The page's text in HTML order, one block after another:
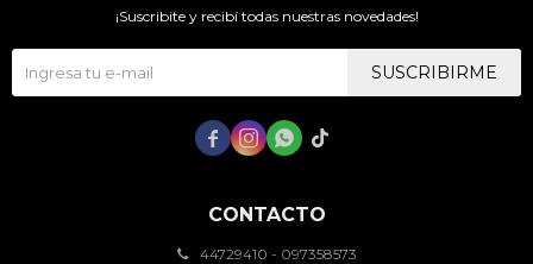
CONTACTO
44729410 - 097358573
¡Suscribite y recibí todas nuestras novedades!
SUSCRIBIRME
   